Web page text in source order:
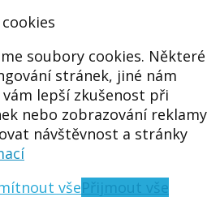
soubory cookies. Některé
stránek, jiné nám
lepší zkušenost při
nebo zobrazování
návštěvnost a stránky
všePřijmout vše